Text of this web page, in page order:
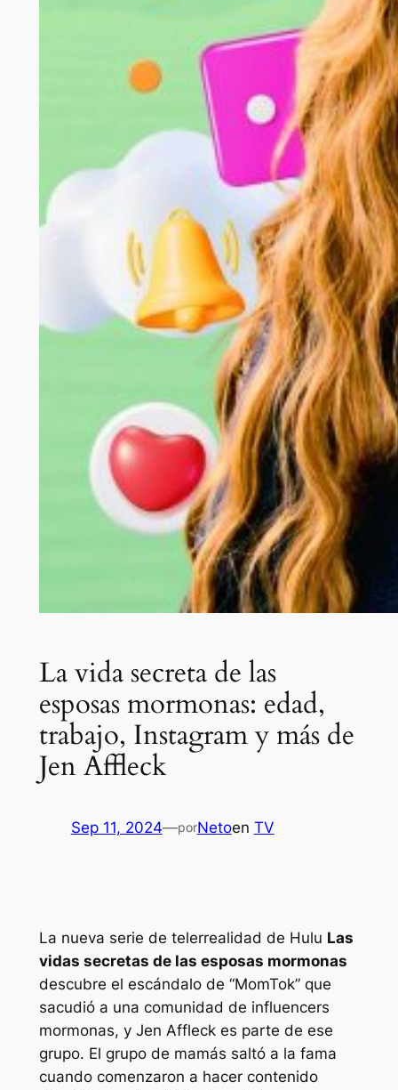
La vida secreta de las
esposas mormonas: edad,
trabajo, Instagram y más de
Jen Affleck
Sep 11, 2024—porNetoen TV
La nueva serie de telerrealidad de Hulu Las
vidas secretas de las esposas mormonas
descubre el escándalo de “MomTok” que
sacudió a una comunidad de influencers
mormonas, y Jen Affleck es parte de ese
grupo. El grupo de mamás saltó a la fama
cuando comenzaron a hacer contenido